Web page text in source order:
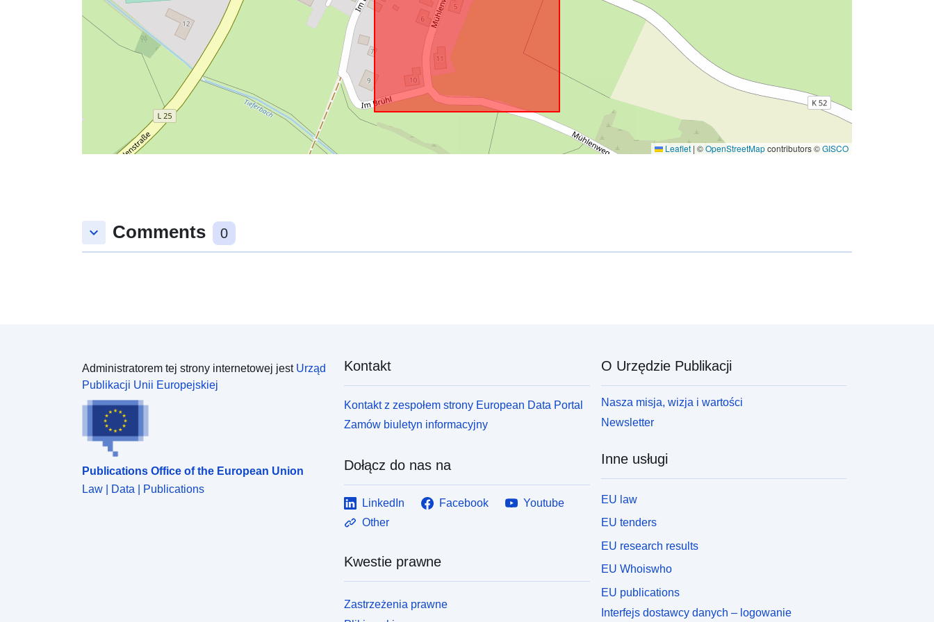
Leaflet | ©OpenStreetMapcontributors ©GISCO
keyboard_arrow_down Comments 0
Administratorem tej strony internetowej jest Urząd
Publikacji Unii Europejskiej
Publications Office of the European Union
Law | Data | Publications
Kontakt
Kontakt z zespołem strony European Data Portal
Zamów biuletyn informacyjny
Dołącz do nas na
LinkedIn Facebook
Youtube
Other
Kwestie prawne
Zastrzeżenia prawne
O Urzędzie Publikacji
Nasza misja, wizja i wartości
Newsletter
Inne usługi
EU law
EU tenders
EU research results
EU Whoiswho
EU publications
Interfejs dostawcy danych – logowanie